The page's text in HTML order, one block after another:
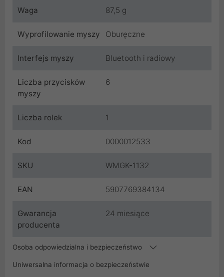
Waga 87,5 g
Wyprofilowanie myszy Oburęczne
Interfejs myszy Bluetooth i radiowy
Liczba przycisków
myszy
6
Liczba rolek 1
Kod 0000012533
SKU WMGK-1132
EAN 5907769384134
Gwarancja
producenta
24 miesiące
Osoba odpowiedzialna i bezpieczeństwo
Uniwersalna informacja o bezpieczeństwie